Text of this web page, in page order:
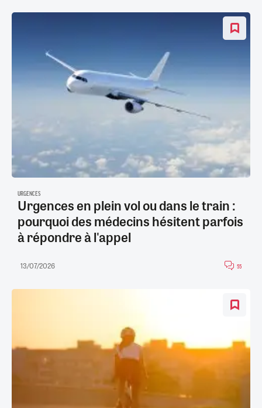
URGENCES
Urgences en plein vol ou dans le train :
pourquoi des médecins hésitent parfois
à répondre à l'appel
13/07/2026 55